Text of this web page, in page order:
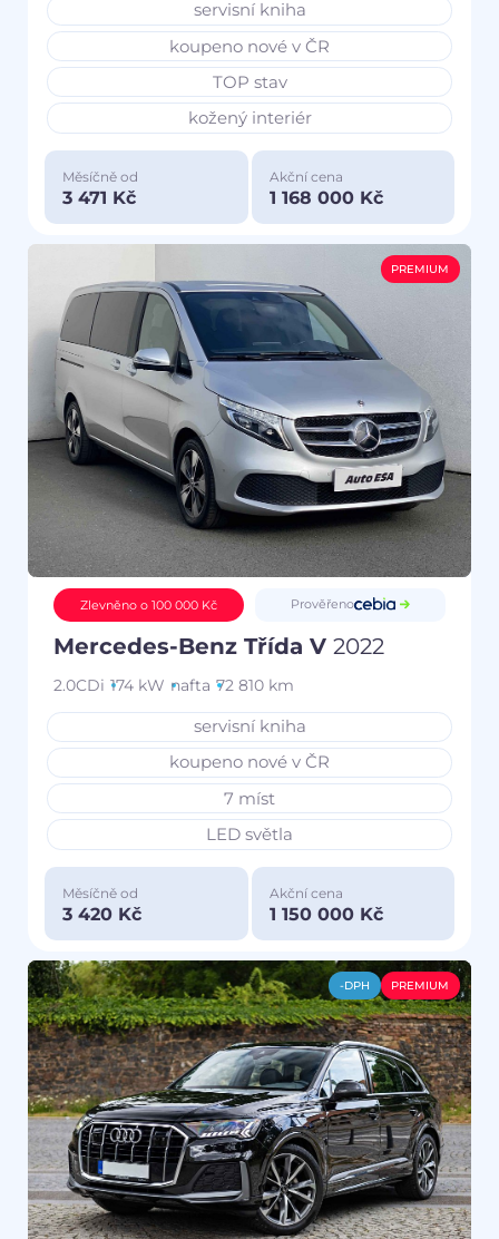
servisní kniha
koupeno nové v ČR
TOP stav
kožený interiér
Měsíčně od
3 471 Kč
Akční cena
1 168 000 Kč
PREMIUM
Zlevněno o 100 000 Kč Prověřeno
Mercedes-Benz Třída V 2022
2.0CDi 174 kW nafta 72 810 km
servisní kniha
koupeno nové v ČR
7 míst
LED světla
Měsíčně od
3 420 Kč
Akční cena
1 150 000 Kč
-DPH PREMIUM